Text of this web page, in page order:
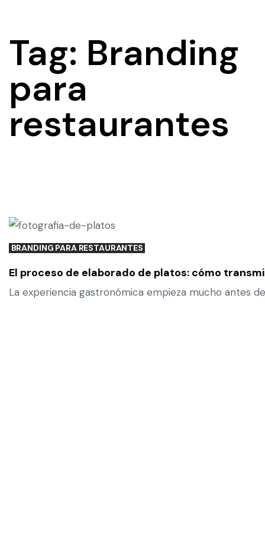
Tag: Branding
para
restaurantes
BRANDING PARA RESTAURANTES
El proceso de elaborado de platos: cómo
La experiencia gastronómica empieza mucho antes